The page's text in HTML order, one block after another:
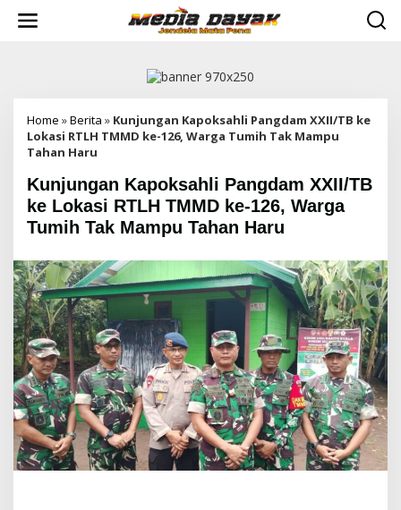
Home »Berita » Kunjungan Kapoksahli Pangdam XXII/TB ke
Lokasi RTLH TMMD ke-126, Warga Tumih Tak Mampu
Tahan Haru
Kunjungan Kapoksahli Pangdam XXII/TB
ke Lokasi RTLH TMMD ke-126, Warga
Tumih Tak Mampu Tahan Haru